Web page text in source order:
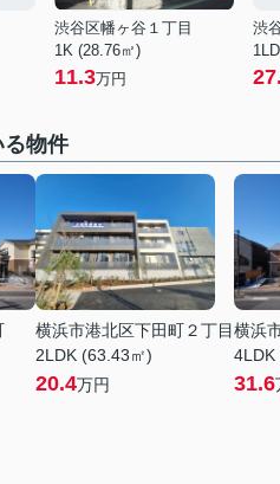
渋谷区幡ヶ谷１丁目
1K (28.76㎡)
11.3万円
渋
る物件
横浜市港北区下田町２丁目
2LDK (63.43㎡)
20.4万円
横浜
4LDK
31.6